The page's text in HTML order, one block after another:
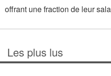
offrant une fraction de leur
Les plus lus